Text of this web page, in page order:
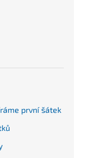
první šátek